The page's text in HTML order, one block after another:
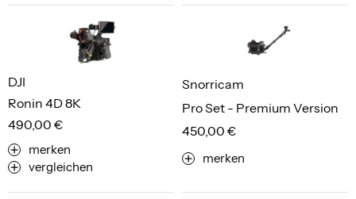
Ronin 4D 8K
DJI
490,00 €
merken
vergleichen
Pro Set - Premium Version
Snorricam
450,00 €
merken